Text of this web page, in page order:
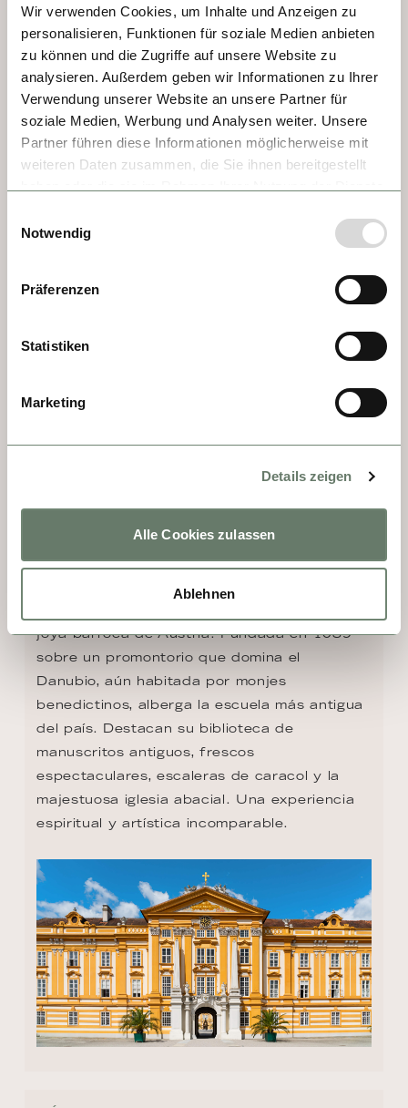
Wir verwenden Cookies, um Inhalte und Anzeigen zu
personalisieren, Funktionen für soziale Medien anbieten
zu können und die Zugriffe auf unsere Website zu
analysieren. Außerdem geben wir Informationen zu Ihrer
Verwendung unserer Website an unsere Partner für
soziale Medien, Werbung und Analysen weiter. Unsere
Partner führen diese Informationen möglicherweise mit
weiteren Daten zusammen, die Sie ihnen bereitgestellt
Notwendig
Präferenzen
Statistiken
Marketing
Details zeigen
Alle Cookies zulassen
Ablehnen
Dürnstein es un encantador pueblo de calles
estrechas, dominado por la colegiata cuya
torre azul es conocida como el "dedo de
Dios". En lo alto se encuentran las ruinas del
castillo, donde se puede descubrir una
fascinante historia: el rey Ricardo Corazón
de León fue encarcelado aquí y, según la
cantante logró escapar de una muerte
DÍA 3 - MELK
Ninguna visita al valle de Wachau está
joya barroca de Austria. Fundada en 1089
sobre un promontorio que domina el
Danubio, aún habitada por monjes
benedictinos, alberga la escuela más antigua
del país. Destacan su biblioteca de
manuscritos antiguos, frescos
espectaculares, escaleras de caracol y la
majestuosa iglesia abacial. Una experiencia
espiritual y artística incomparable.